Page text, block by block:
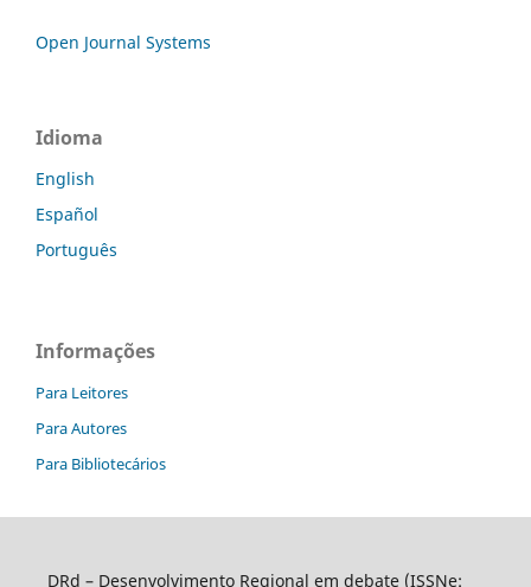
Open Journal Systems
Idioma
English
Español
Português
Informações
Para Leitores
Para Autores
Para Bibliotecários
DRd – Desenvolvimento Regional em debate (ISSNe: